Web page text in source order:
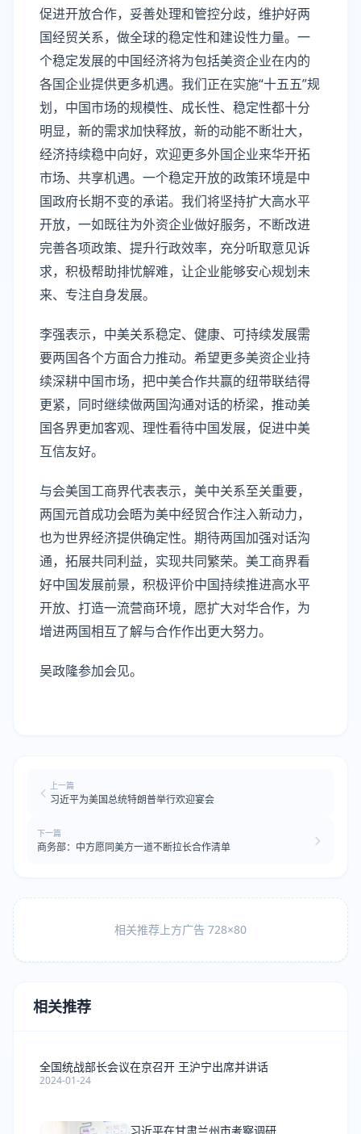
促进开放合作，妥善处理和管控分歧，维护好两
国经贸关系，做全球的稳定性和建设性力量。一
个稳定发展的中国经济将为包括美资企业在内的
各国企业提供更多机遇。我们正在实施“十五五”规
划，中国市场的规模性、成长性、稳定性都十分
明显，新的需求加快释放，新的动能不断壮大，
经济持续稳中向好，欢迎更多外国企业来华开拓
市场、共享机遇。一个稳定开放的政策环境是中
国政府长期不变的承诺。我们将坚持扩大高水平
开放，一如既往为外资企业做好服务，不断改进
完善各项政策、提升行政效率，充分听取意见诉
求，积极帮助排忧解难，让企业能够安心规划未
来、专注自身发展。
李强表示，中美关系稳定、健康、可持续发展需
要两国各个方面合力推动。希望更多美资企业持
续深耕中国市场，把中美合作共赢的纽带联结得
更紧，同时继续做两国沟通对话的桥梁，推动美
国各界更加客观、理性看待中国发展，促进中美
互信友好。
与会美国工商界代表表示，美中关系至关重要，
两国元首成功会晤为美中经贸合作注入新动力，
也为世界经济提供确定性。期待两国加强对话沟
通，拓展共同利益，实现共同繁荣。美工商界看
好中国发展前景，积极评价中国持续推进高水平
开放、打造一流营商环境，愿扩大对华合作，为
增进两国相互了解与合作作出更大努力。
吴政隆参加会见。
上一篇
习近平为美国总统特朗普举行欢迎宴会
下一篇
商务部：中方愿同美方一道不断拉长合作清单
相关推荐上方广告 728×80
相关推荐
全国统战部长会议在京召开 王沪宁出席并讲话
2024-01-24
习近平在甘肃兰州市考察调研